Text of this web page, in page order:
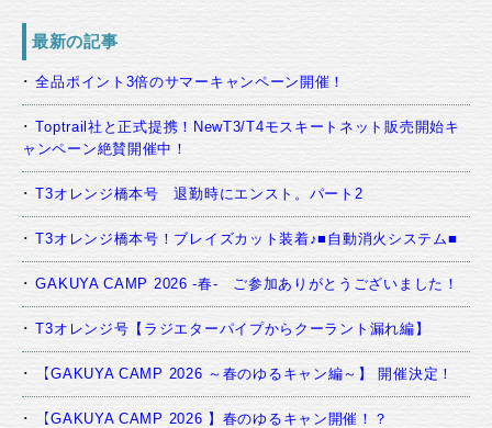
最新の記事
全品ポイント3倍のサマーキャンペーン開催！
Toptrail社と正式提携！NewT3/T4モスキートネット販売開始キ
ャンペーン絶賛開催中！
T3オレンジ橋本号 退勤時にエンスト。パート2
T3オレンジ橋本号！ブレイズカット装着♪■自動消火システム■
GAKUYA CAMP 2026 -春- ご参加ありがとうございました！
T3オレンジ号【ラジエターパイプからクーラント漏れ編】
【GAKUYA CAMP 2026 ～春のゆるキャン編～】 開催決定！
【GAKUYA CAMP 2026 】春のゆるキャン開催！？